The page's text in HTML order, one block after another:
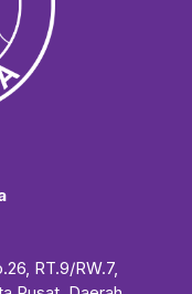
RT.9/RW.7,